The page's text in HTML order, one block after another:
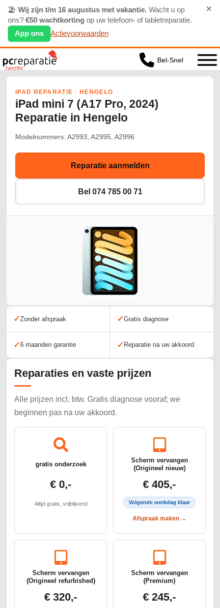
🏖️ Wij zijn t/m 16 augustus met vakantie. Wacht u op
ons? €50 wachtkorting op uw telefoon- of tabletreparatie.
App ons
Actievoorwaarden
×
Bel-Snel
IPAD REPARATIE · HENGELO
iPad mini 7 (A17 Pro, 2024)
Reparatie in Hengelo
Modelnummers: A2993, A2995, A2996
Reparatie aanmelden
Bel 074 785 00 71
✓Zonder afspraak ✓Gratis diagnose
✓6 maanden garantie ✓ Reparatie na uw akkoord
Reparaties en vaste prijzen
Alle prijzen incl. btw. Gratis diagnose vooraf; we
beginnen pas na uw akkoord.
gratis onderzoek
€ 0,-
Altijd gratis, vrijblijvend
Scherm vervangen
(Origineel nieuw)
€ 405,-
Volgende werkdag klaar
Afspraak maken →
Scherm vervangen
(Origineel refurbished)
€ 320,-
Scherm vervangen
(Premium)
€ 245,-